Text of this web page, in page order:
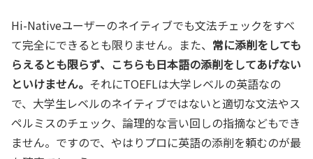
Hi-Nativeユーザーのネイティブでも文法チェックをすべ
て完全にできるとも限りません。また、 常に添削をしても
らえるとも限らず、こちらも日本語の添削をしてあげない
といけません。 それにTOEFLは大学レベルの英語なの
で、大学生レベルのネイティブではないと適切な文法やス
ペルミスのチェック、論理的な言い回しの指摘などもでき
ません。ですので、やはりプロに英語の添削を頼むのが最